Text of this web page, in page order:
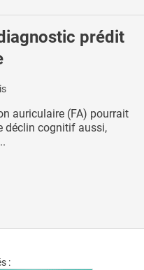
prédit
auriculaire (FA) pourrait
déclin cognitif aussi,
: